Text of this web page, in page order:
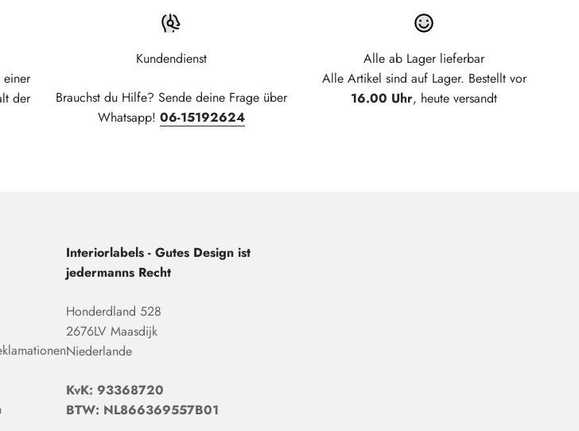
einer
der
Kundendienst
Brauchst du Hilfe? Sende deine Frage über
Whatsapp! 06-15192624
Alle ab Lager lieferbar
Alle Artikel sind auf Lager. Bestellt vor
16.00 Uhr, heute versandt
Interiorlabels - Gutes Design ist
jedermanns Recht
Honderdland 528
2676LV Maasdijk
Niederlande
KvK: 93368720
BTW: NL866369557B01